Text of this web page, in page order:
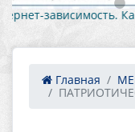
Как
Главная